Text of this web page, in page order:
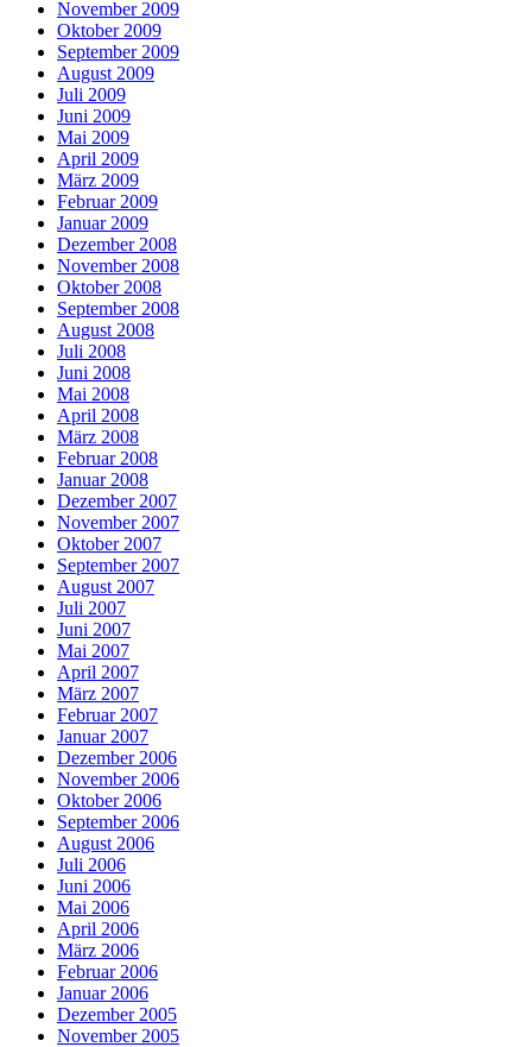
November 2009
Oktober 2009
September 2009
August 2009
Juli 2009
Juni 2009
Mai 2009
April 2009
März 2009
Februar 2009
Januar 2009
Dezember 2008
November 2008
Oktober 2008
September 2008
August 2008
Juli 2008
Juni 2008
Mai 2008
April 2008
März 2008
Februar 2008
Januar 2008
Dezember 2007
November 2007
Oktober 2007
September 2007
August 2007
Juli 2007
Juni 2007
Mai 2007
April 2007
März 2007
Februar 2007
Januar 2007
Dezember 2006
November 2006
Oktober 2006
September 2006
August 2006
Juli 2006
Juni 2006
Mai 2006
April 2006
März 2006
Februar 2006
Januar 2006
Dezember 2005
November 2005